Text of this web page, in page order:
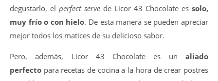
degustarlo, el perfect serve de Licor 43 Chocolate es solo,
muy frío o con hielo. De esta manera se pueden apreciar
mejor todos los matices de su delicioso sabor.
Pero, además, Licor 43 Chocolate es un aliado
perfecto para recetas de cocina a la hora de crear postres